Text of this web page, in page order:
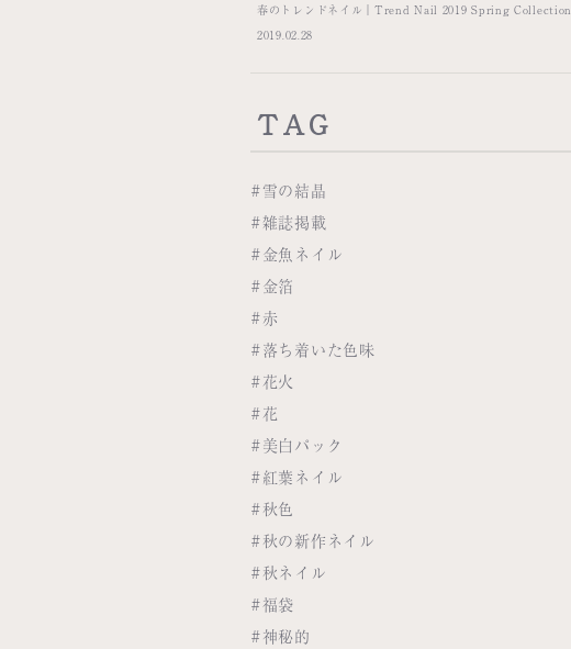
春のトレンドネイル｜Trend Nail 2019 Spring Collection
2019.02.28
TAG
#雪の結晶
#雑誌掲載
#金魚ネイル
#金箔
#赤
#落ち着いた色味
#花火
#花
#美白パック
#紅葉ネイル
#秋色
#秋の新作ネイル
#秋ネイル
#福袋
#神秘的